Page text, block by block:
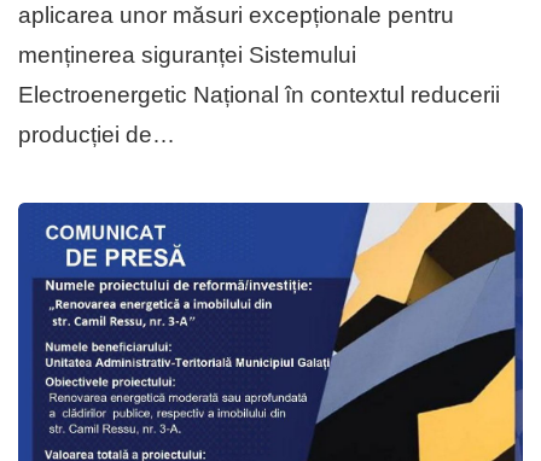
aplicarea unor măsuri excepționale pentru
menținerea siguranței Sistemului
Electroenergetic Național în contextul reducerii
producției de…